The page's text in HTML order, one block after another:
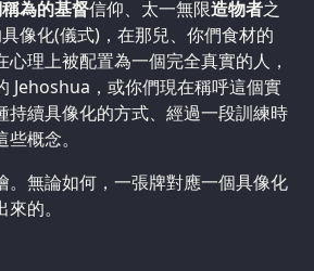
為的基督信仰、太一無限造物者之
像化(儀式)，在那兒、你們食材的
理上被配置為一個完全真實的人，
Jehoshua，或你們現在稱呼這個實
持續具像化的方式、經過一段訓練時
概念。
。無論如何，一張牌對應一個具像化
的。